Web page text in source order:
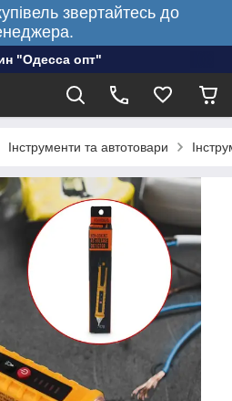
звертайтесь до
"Одесса опт"
Інструменти та автотовари